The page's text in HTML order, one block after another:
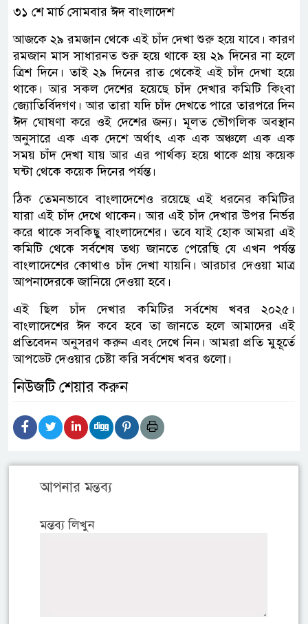
৩১ শে মার্চ সোমবার ঈদ বাংলাদেশ
আজকে ২৯ রমজান থেকে এই চাঁদ দেখা শুরু হয়ে যাবে। কারণ
রমজান মাস সাধারনত শুরু হয়ে থাকে হয় ২৯ দিনের না হলে
ত্রিশ দিনে। তাই ২৯ দিনের রাত থেকেই এই চাঁদ দেখা হয়ে
থাকে। আর সকল দেশের হয়েছে চাঁদ দেখার কমিটি কিংবা
জ্যোতির্বিদগণ। আর তারা যদি চাঁদ দেখতে পারে তারপরে দিন
ঈদ ঘোষণা করে ওই দেশের জন্য। মূলত ভৌগলিক অবস্থান
অনুসারে এক এক দেশে অর্থাৎ এক এক অঞ্চলে এক এক
সময় চাঁদ দেখা যায় আর এর পার্থক্য হয়ে থাকে প্রায় কয়েক
ঘন্টা থেকে কয়েক দিনের পর্যন্ত।
ঠিক তেমনভাবে বাংলাদেশেও রয়েছে এই ধরনের কমিটির
যারা এই চাঁদ দেখে থাকেন। আর এই চাঁদ দেখার উপর নির্ভর
করে থাকে সবকিছু বাংলাদেশের। তবে যাই হোক আমরা এই
কমিটি থেকে সর্বশেষ তথ্য জানতে পেরেছি যে এখন পর্যন্ত
বাংলাদেশের কোথাও চাঁদ দেখা যায়নি। আরচার দেওয়া মাত্র
আপনাদেরকে জানিয়ে দেওয়া হবে।
এই ছিল চাঁদ দেখার কমিটির সর্বশেষ খবর ২০২৫।
বাংলাদেশের ঈদ কবে হবে তা জানতে হলে আমাদের এই
প্রতিবেদন অনুসরণ করুন এবং দেখে নিন। আমরা প্রতি মুহূর্তে
আপডেট দেওয়ার চেষ্টা করি সর্বশেষ খবর গুলো।
নিউজটি শেয়ার করুন
আপনার মন্তব্য
মন্তব্য লিখুন